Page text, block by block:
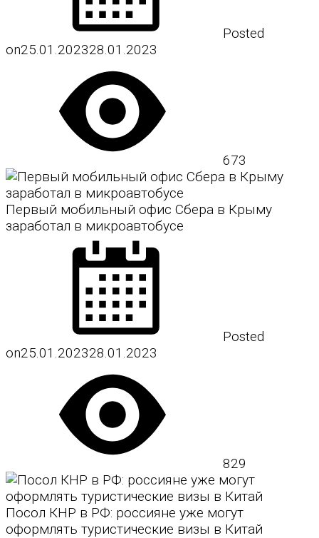
Posted
on25.01.202328.01.2023
673
Первый мобильный офис Сбера в Крыму
заработал в микроавтобусе
Posted
on25.01.202328.01.2023
829
Посол КНР в РФ: россияне уже могут
оформлять туристические визы в Китай